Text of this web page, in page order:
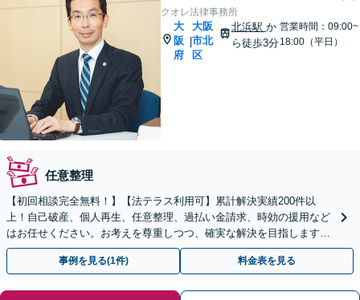
クオレ法律事務所
大
阪
府
|
大阪
市北
区
北浜駅 か
ら徒歩3分
営業時間：09:00~
18:00（平日）
任意整理
【初回相談完全無料！】【法テラス利用可】累計解決実績200件以
上！自己破産、個人再生、任意整理、過払い金請求、時効の援用など
はお任せください。お考えを尊重しつつ、確実な解決を目指します
【休日・夜間相談可】【北浜駅3分】【弁護士歴15年以上】
事例を見る(1件) 料金表を見る